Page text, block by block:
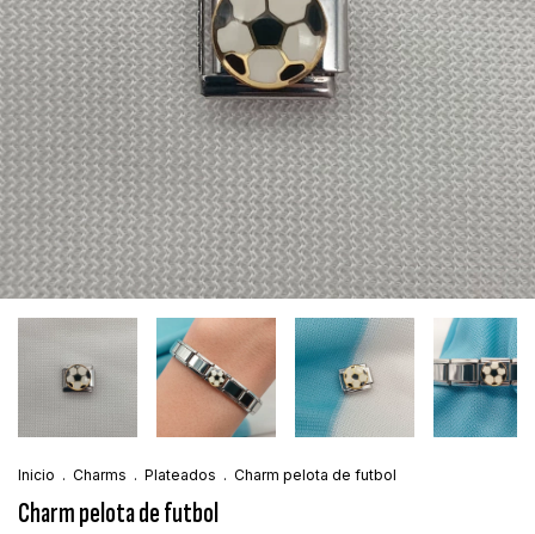
Inicio . Charms . Plateados . Charm pelota de futbol
Charm pelota de futbol